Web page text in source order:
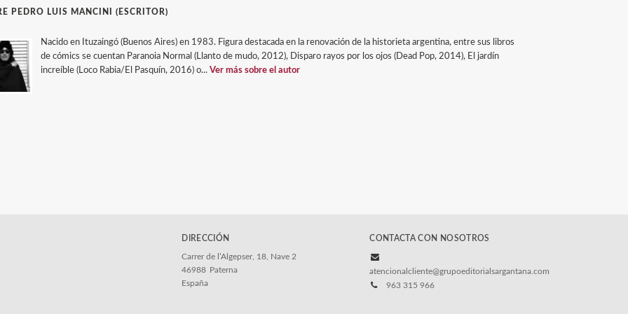
PEDRO LUIS MANCINI (ESCRITOR)
Nacido en Ituzaingó (Buenos Aires) en 1983. Figura destacada en la renovación de la historieta argentina, entre sus libros
de cómics se cuentan Paranoia Normal (Llanto de mudo, 2012), Disparo rayos por los ojos (Dead Pop, 2014), El jardín
increíble (Loco Rabia/El Pasquín, 2016) o...Ver más sobre el autor
DIRECCIÓN
Carrer de l’Algepser, 18, Nave 2
46988 Paterna
España
CONTACTA CON NOSOTROS
atencionalcliente@grupoeditorialsargantana.com
963 315 966